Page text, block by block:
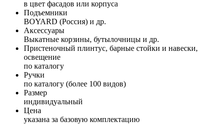
в цвет фасадов или корпуса
Подъемники
BOYARD (Россия) и др.
Аксессуары
Выкатные корзины, бутылочницы и др.
Пристеночный плинтус, барные стойки и навески,
освещение
по каталогу
Ручки
по каталогу (более 100 видов)
Размер
индивидуальный
Цена
указана за базовую комплектацию